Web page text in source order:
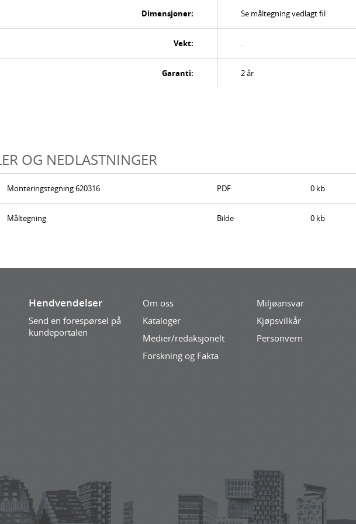
Dimensjoner: Se måltegning vedlagt fil
Vekt: .
Garanti: 2 år
OG NEDLASTNINGER
Monteringstegning 620316 PDF 0 kb
Måltegning Bilde 0 kb
Hendvendelser
Send en forespørsel på
kundeportalen
Om oss
Kataloger
Medier/redaksjonelt
Forskning og Fakta
Miljøansvar
Kjøpsvilkår
Personvern